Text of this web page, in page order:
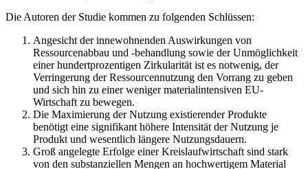
Die Autoren der Studie kommen zu folgenden Schlüssen:
Angesicht der innewohnenden Auswirkungen von
Ressourcenabbau und -behandlung sowie der Unmöglichkeit
einer hundertprozentigen Zirkularität ist es notwenig, der
Verringerung der Ressourcennutzung den Vorrang zu geben
und sich hin zu einer weniger materialintensiven EU-
Wirtschaft zu bewegen.
Die Maximierung der Nutzung existierender Produkte
benötigt eine signifikant höhere Intensität der Nutzung je
Produkt und wesentlich längere Nutzungsdauern.
Groß angelegte Erfolge einer Kreislaufwirtschaft sind stark
von den substanziellen Mengen an hochwertigem Material